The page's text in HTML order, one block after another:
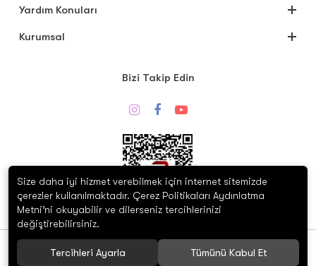
Yardım Konuları
Kurumsal
Bizi Takip Edin
© 2020 Silverion. Tüm hakları saklıdır. Whatsapp Destek
Size daha iyi hizmet verebilmek için internet sitemizde
çerezler kullanılmaktadır. Çerez Politikaları Aydınlatma
Metni’ni okuyabilir ve dilerseniz tercihlerinizi
değiştirebilirsiniz.
Tercihleri Ayarla Tümünü Kabul Et